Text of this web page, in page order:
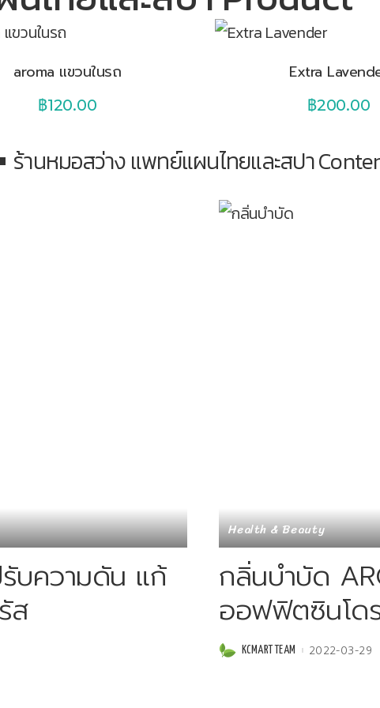
aroma แขวนในรถ
฿120.00
Extra
฿200.00
ร้านหมอสว่าง แพทย์แผนไทยและสปา
บความดัน แก้
ส
Health & Beauty
กลิ่นบำบัด
ออฟฟิตซินโด
PostedKCMART TEAM 2022-03-29